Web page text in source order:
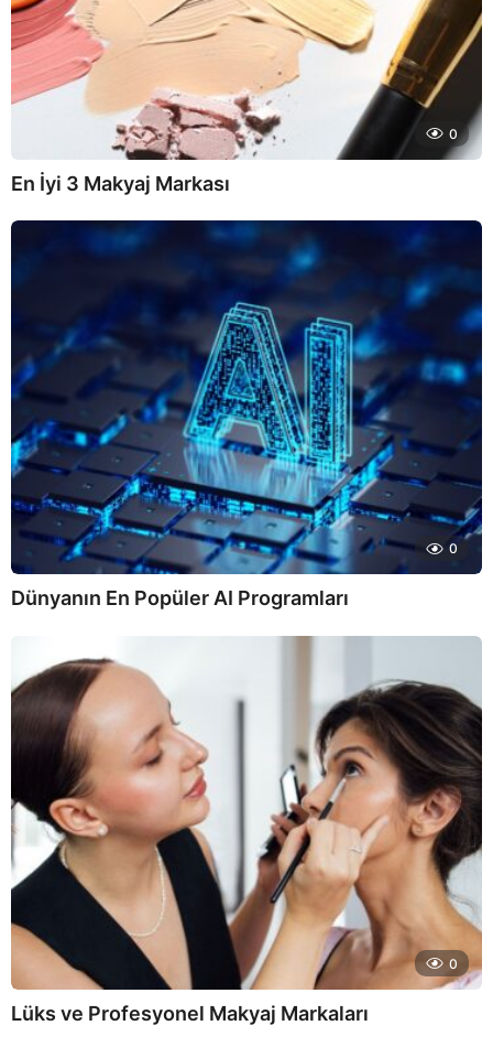
0
En İyi 3 Makyaj Markası
0
Dünyanın En Popüler AI Programları
0
Lüks ve Profesyonel Makyaj Markaları